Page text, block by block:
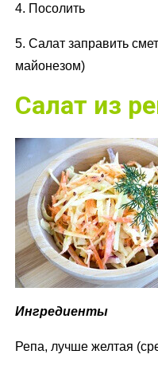
4. Посолить
5. Салат заправить
майонезом)
Салат из
Ингредиенты
Репа, лучше желтая